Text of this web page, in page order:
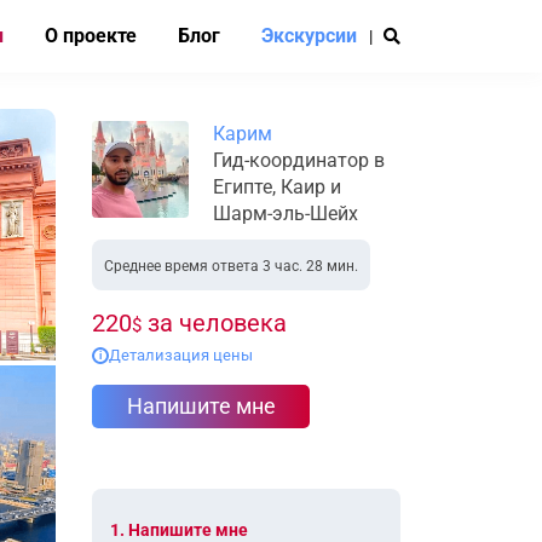
О проекте Блог Экскурсии |
Карим
Гид-координатор в
Египте, Каир и
Шарм-эль-Шейх
Среднее время ответа 3 час. 28 мин.
220$ за человека
i Детализация цены
Напишите мне
1. Напишите мне